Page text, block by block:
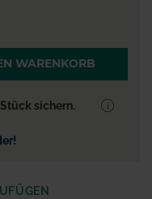
WARENKORB
sichern.